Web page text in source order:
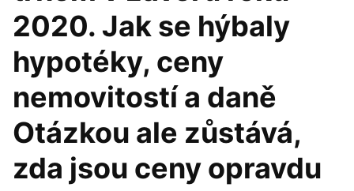
2020. Jak se hýbaly
hypotéky, ceny
nemovitostí a daně
Otázkou ale zůstává,
zda jsou ceny opravdu